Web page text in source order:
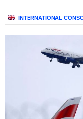
INTERNATIONAL